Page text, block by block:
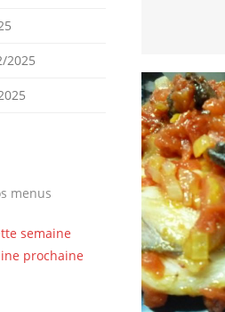
2025
menus
semaine
prochaine